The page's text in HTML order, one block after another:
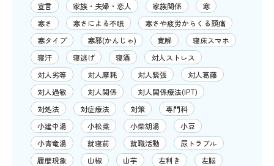
宣言
家族・夫婦・恋人 家族関係
寒
寒さ
寒さによる不眠
寒さや疲労からくる頭痛
寒タイプ
寒邪(かんじゃ) 寛解
寝床スマホ
寝汗
寝逃げ 寝酒
対人ストレス
対人劣等
対人摩耗 対人緊張
対人葛藤
対人過敏
対人関係
対人関係療法(IPT)
対処法
対症療法 対策
専門科
小建中湯
小松菜 小柴胡湯
小豆
小青竜湯
就寝前 就職活動
尿トラブル
履歴現象
山椒 山芋 左利き
左脳